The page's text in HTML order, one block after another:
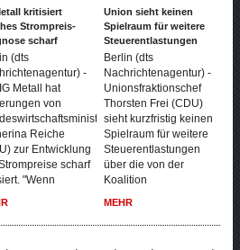
kritisiert
Strompreis-
scharf
(dts
-
Metall hat
von
Reiche
zur Entwicklung
scharf
"Wenn
Union sieht keinen
Spielraum für weitere
Steuerentlastungen
Berlin (dts
Nachrichtenagentur) -
Unionsfraktionschef
Thorsten Frei (CDU)
sieht kurzfristig keinen
Spielraum für weitere
Steuerentlastungen
über die von der
Koalition
MEHR